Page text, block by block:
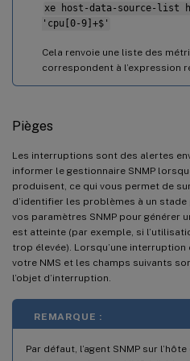
xe host-data-source-list
'cpu[0-9]+$'
Cela renvoie une liste des
correspondent à l’expression
Pièges
Les interruptions sont des alertes
informer le gestionnaire SNMP
produisent, ce qui vous permet de
d’identifier les problèmes à un
vos paramètres SNMP pour générer
est atteinte (par exemple, si
trop élevée). Lorsqu’une interruption
votre NMS et les champs suivants
l’objet d’interruption.
REMARQUE :
Par défaut, l’agent SNMP sur